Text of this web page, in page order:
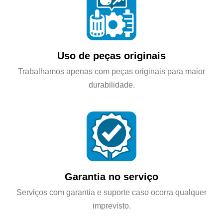
Uso de peças originais
Trabalhamos apenas com peças originais para maior
durabilidade.
Garantia no serviço
Serviços com garantia e suporte caso ocorra qualquer
imprevisto.